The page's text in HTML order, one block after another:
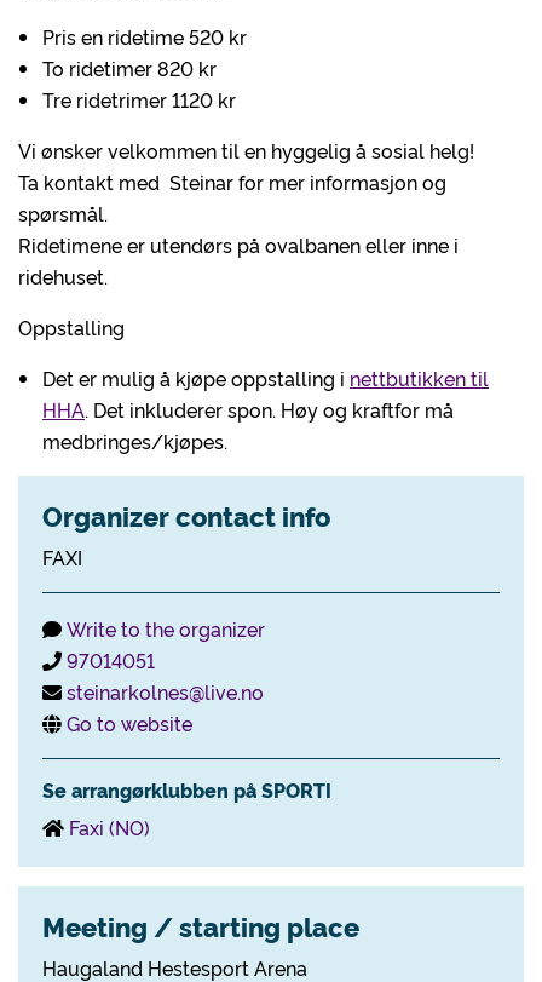
Pris en ridetime 520 kr
To ridetimer 820 kr
Tre ridetrimer 1120 kr
Vi ønsker velkommen til en hyggelig å sosial helg!
Ta kontakt med Steinar for mer informasjon og
spørsmål.
Ridetimene er utendørs på ovalbanen eller inne i
ridehuset.
Oppstalling
Det er mulig å kjøpe oppstalling i nettbutikken til
HHA. Det inkluderer spon. Høy og kraftfor må
medbringes/kjøpes.
Organizer contact info
FAXI
Write to the organizer
97014051
steinarkolnes@live.no
Go to website
Se arrangørklubben på SPORTI
Faxi (NO)
Meeting / starting place
Haugaland Hestesport Arena